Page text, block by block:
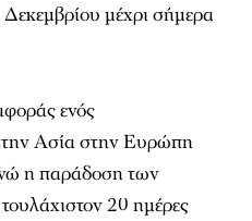
μέχρι σήμερα
ενός
την Ασία στην Ευρώπη
η παράδοση των
20 ημέρες